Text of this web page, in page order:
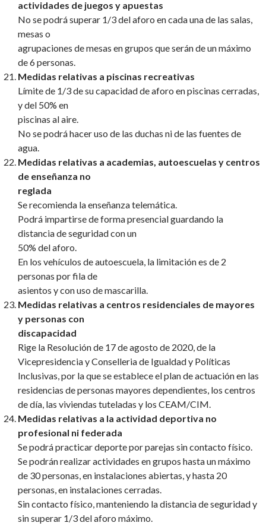
actividades de juegos y apuestas
No se podrá superar 1/3 del aforo en cada una de las salas,
mesas o
agrupaciones de mesas en grupos que serán de un máximo
de 6 personas.
Medidas relativas a piscinas recreativas
Límite de 1/3 de su capacidad de aforo en piscinas cerradas,
y del 50% en
piscinas al aire.
No se podrá hacer uso de las duchas ni de las fuentes de
agua.
Medidas relativas a academias, autoescuelas y centros
de enseñanza no
reglada
Se recomienda la enseñanza telemática.
Podrá impartirse de forma presencial guardando la
distancia de seguridad con un
50% del aforo.
En los vehículos de autoescuela, la limitación es de 2
personas por fila de
asientos y con uso de mascarilla.
Medidas relativas a centros residenciales de mayores
y personas con
discapacidad
Rige la Resolución de 17 de agosto de 2020, de la
Vicepresidencia y Conselleria de Igualdad y Políticas
Inclusivas, por la que se establece el plan de actuación en las
residencias de personas mayores dependientes, los centros
de día, las viviendas tuteladas y los CEAM/CIM.
Medidas relativas a la actividad deportiva no
profesional ni federada
Se podrá practicar deporte por parejas sin contacto físico.
Se podrán realizar actividades en grupos hasta un máximo
de 30 personas, en instalaciones abiertas, y hasta 20
personas, en instalaciones cerradas.
Sin contacto físico, manteniendo la distancia de seguridad y
sin superar 1/3 del aforo máximo.